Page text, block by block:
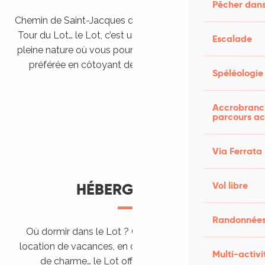
Pêcher
Escalade
Spéléologie
parcours
Via Ferrata
Vol libre
Multi-
Chemin de Saint-Jacques de Compostelle, Véloroutes,
Tour du Lot… le Lot, c’est une véritable destination de
pleine nature où vous pourrez pratiquer votre activité
préférée en côtoyant des paysages grandioses.
HÉBERGEMENTS
Où dormir dans le Lot ? Chez l’habitant, dans une
location de vacances, en camping, ou dans un hôtel
de charme… le Lot offre des hébergements